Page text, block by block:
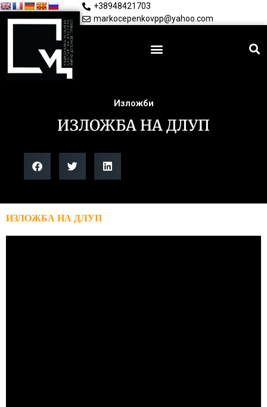
+38948421703
markocepenkovpp@yahoo.com
Изложби
ИЗЛОЖБА НА ДЛУП
ИЗЛОЖБА НА ДЛУП